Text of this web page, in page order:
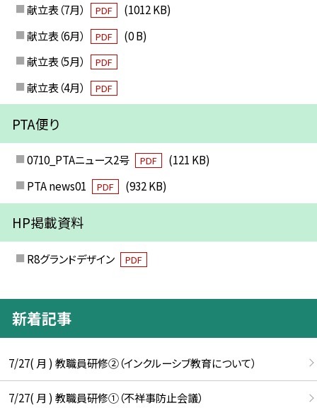
献立表（7月） PDF
(1012 KB)
献立表（6月）
PDF
(0 B)
献立表（5月）
PDF
献立表（4月） PDF
PTA便り
0710_PTAニュース2号 PDF
(121 KB)
PTA news01
PDF (932 KB)
HP掲載資料
R8グランドデザイン PDF
新着記事
7/27( 月 ) 教職員研修②（インクルーシブ教育について）
7/27( 月 ) 教職員研修①（不祥事防止会議）